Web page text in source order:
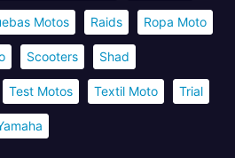
Motos Raids Ropa Moto
Scooters Shad
Test Motos Textil Moto Trial